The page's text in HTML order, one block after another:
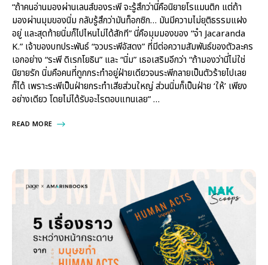
“ถ้าคนอ่านมองผ่านเลนส์ของระพี จะรู้สึกว่านี่คือนิยายโรแมนติก แต่ถ้า
มองผ่านมุมของนิ่ม กลับรู้สึกว่ามันท็อกซิก… มันมีความไม่ยุติธรรมแฝง
อยู่ และสุดท้ายนิ่มก็ไปไหนไม่ได้สักที” นี่คือมุมมองของ “จ๋า Jacaranda
K.” เจ้าของบทประพันธ์ “จวบระพีอัสดง” ที่มีต่อความสัมพันธ์ของตัวละคร
เอกอย่าง “ระพี ดิเรกโยธิน” และ “นิ่ม” เธอเสริมอีกว่า “ถ้ามองว่านี่ไม่ใช่
นิยายรัก นิ่มคือคนที่ถูกกระทำอยู่ฝ่ายเดียวจนระพีกลายเป็นตัวร้ายไปเลย
ก็ได้ เพราะระพีเป็นฝ่ายกระทำเสียส่วนใหญ่ ส่วนนิ่มก็เป็นฝ่าย ‘ให้’ เพียง
อย่างเดียว โดยไม่ได้รับอะไรตอบแทนเลย” …
READ MORE